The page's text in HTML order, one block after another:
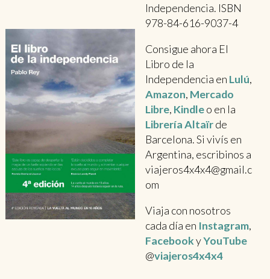
Independencia. ISBN
978-84-616-9037-4
Consigue ahora El
Libro de la
Independencia en Lulú,
Amazon, Mercado
Libre, Kindleo en la
Librería Altaïrde
Barcelona. Si vivís en
Argentina, escribinos a
viajeros4x4x4@gmail.c
om
Viaja con nosotros
cada día en Instagram,
FacebookyYouTube
@viajeros4x4x4